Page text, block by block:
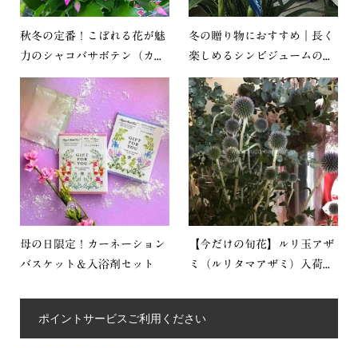
秋冬の定番！こぼれる花が魅
力のシャコバサボテン（カ...
冬の贈り物におすすめ｜長く
楽しめるシンビジュームの...
母の日限定！カーネーション
バスケット＆入浴剤セット
【今だけの旬花】ルリ玉アザ
ミ（ルリタマアザミ）入荷...
ポイントサービスご利用ください